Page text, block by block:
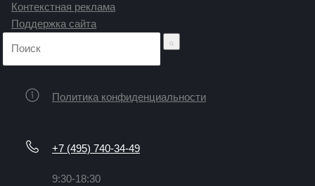
Контекстная реклама
Поддержка сайта
Политика конфиденциальности
+7 (495) 740-34-49
9:30-18:30